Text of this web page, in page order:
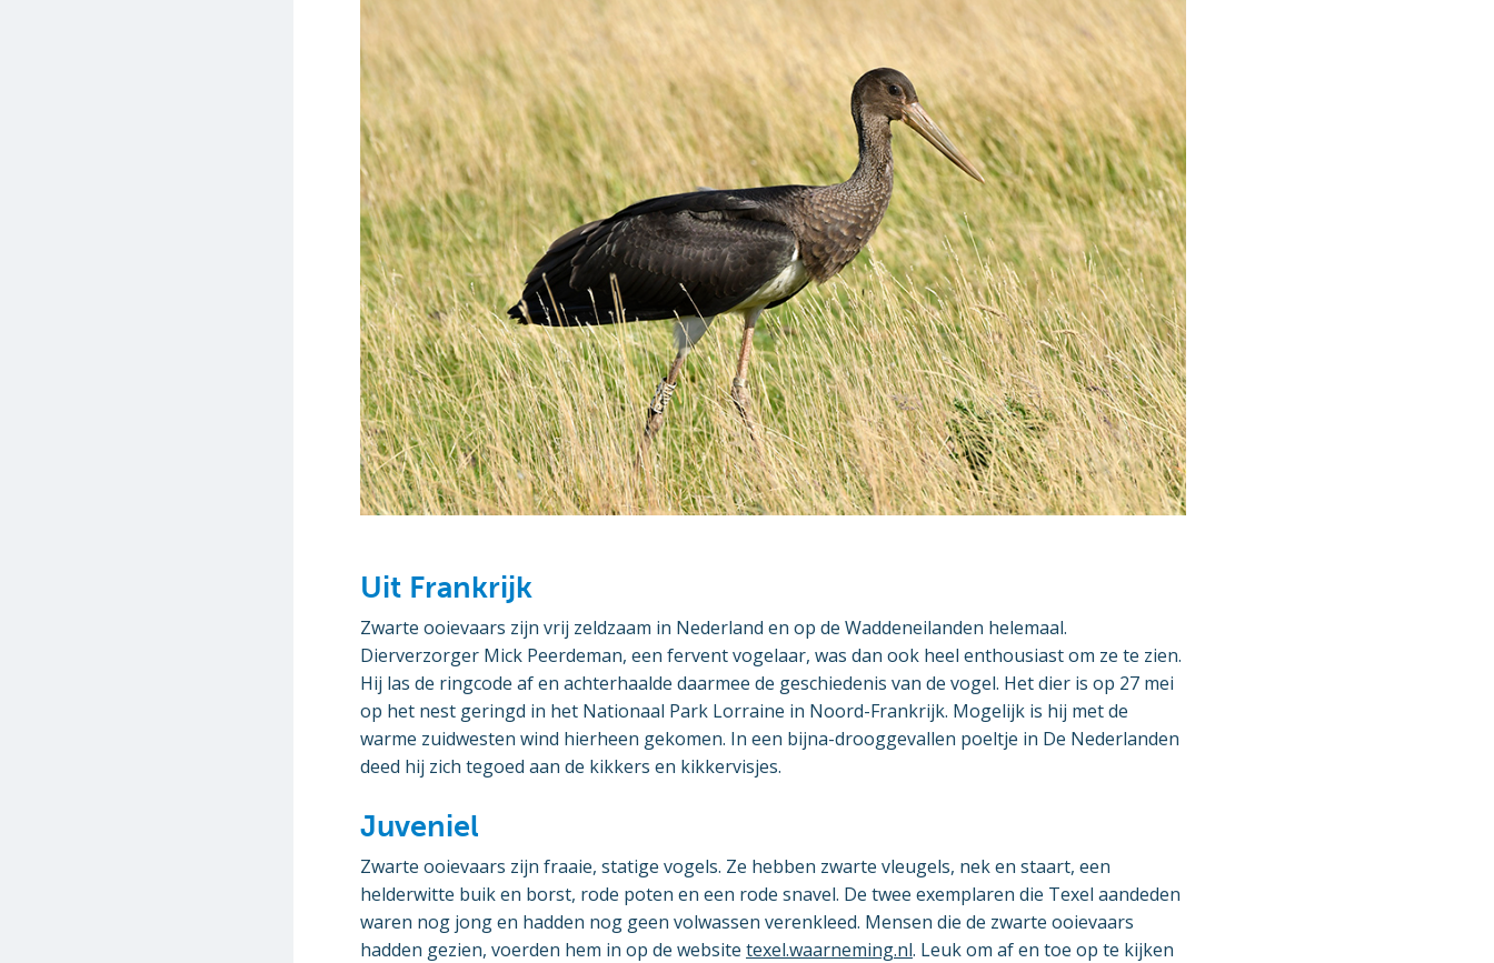
Uit Frankrijk
Zwarte ooievaars zijn vrij zeldzaam in Nederland en op de Waddeneilanden helemaal.
Dierverzorger Mick Peerdeman, een fervent vogelaar, was dan ook heel enthousiast om ze te zien.
Hij las de ringcode af en achterhaalde daarmee de geschiedenis van de vogel. Het dier is op 27 mei
op het nest geringd in het Nationaal Park Lorraine in Noord-Frankrijk. Mogelijk is hij met de
warme zuidwesten wind hierheen gekomen. In een bijna-drooggevallen poeltje in De Nederlanden
deed hij zich tegoed aan de kikkers en kikkervisjes.
Juveniel
Zwarte ooievaars zijn fraaie, statige vogels. Ze hebben zwarte vleugels, nek en staart, een
helderwitte buik en borst, rode poten en een rode snavel. De twee exemplaren die Texel aandeden
waren nog jong en hadden nog geen volwassen verenkleed. Mensen die de zwarte ooievaars
hadden gezien, voerden hem in op de website texel.waarneming.nl. Leuk om af en toe op te kijken